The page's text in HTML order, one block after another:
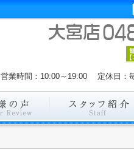
営業時間：10:00～19:00 定休日：